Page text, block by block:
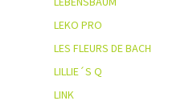
LEKO PRO
LES FLEURS DE BACH
LILLIE´S Q
LINK